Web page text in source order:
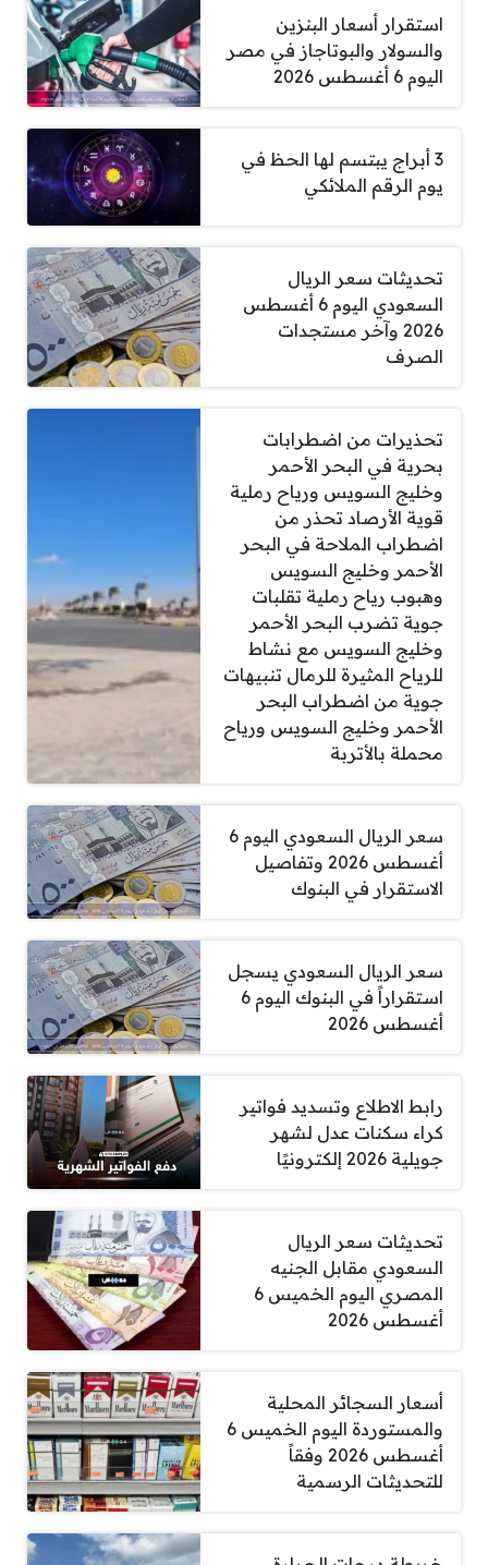
استقرار أسعار البنزين
والسولار والبوتاجاز في مصر
اليوم 6 أغسطس 2026
3 أبراج يبتسم لها الحظ في
يوم الرقم الملائكي
تحديثات سعر الريال
السعودي اليوم 6 أغسطس
2026 وآخر مستجدات
الصرف
تحذيرات من اضطرابات
بحرية في البحر الأحمر
وخليج السويس ورياح رملية
قوية الأرصاد تحذر من
اضطراب الملاحة في البحر
الأحمر وخليج السويس
وهبوب رياح رملية تقلبات
جوية تضرب البحر الأحمر
وخليج السويس مع نشاط
للرياح المثيرة للرمال تنبيهات
جوية من اضطراب البحر
الأحمر وخليج السويس ورياح
محملة بالأتربة
سعر الريال السعودي اليوم 6
أغسطس 2026 وتفاصيل
الاستقرار في البنوك
سعر الريال السعودي يسجل
استقراراً في البنوك اليوم 6
أغسطس 2026
رابط الاطلاع وتسديد فواتير
كراء سكنات عدل لشهر
جويلية 2026 إلكترونيًا
تحديثات سعر الريال
السعودي مقابل الجنيه
المصري اليوم الخميس 6
أغسطس 2026
أسعار السجائر المحلية
والمستوردة اليوم الخميس 6
أغسطس 2026 وفقاً
للتحديثات الرسمية